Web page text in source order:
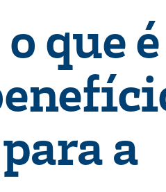
que
a